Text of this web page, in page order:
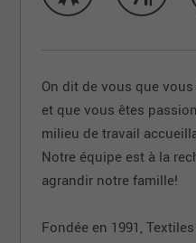
On dit de vous que
et que vous êtes
milieu de travail
Notre équipe est à la
agrandir notre famille!
Fondée en 1991,